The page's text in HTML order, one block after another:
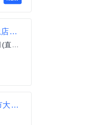
Q BURGER【高雄文忠店】月薪最高42,000 X儲備幹部一頭班X 歡迎轉職、新鮮人加入
饗樂餐飲實業股份有限公司(直營總公司)
7-11中洲門市+蓮山門市大夜人員